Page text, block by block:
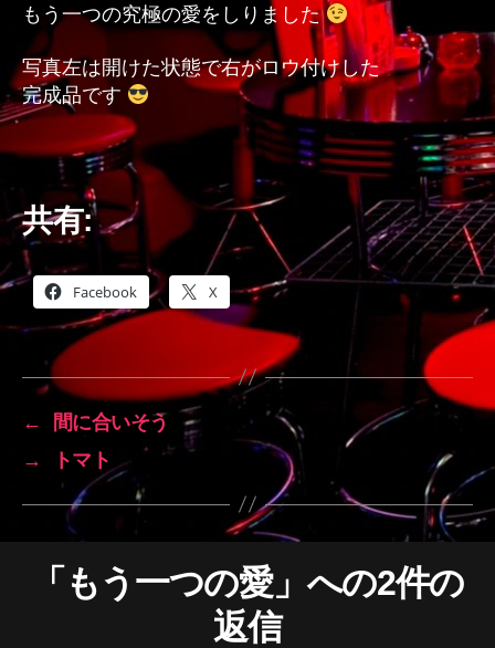
もう一つの究極の愛をしりました
写真左は開けた状態で右がロウ付けした
完成品です
共有:
Facebook X
←
間に合いそう
→
トマト
「もう一つの愛」への2件の
返信